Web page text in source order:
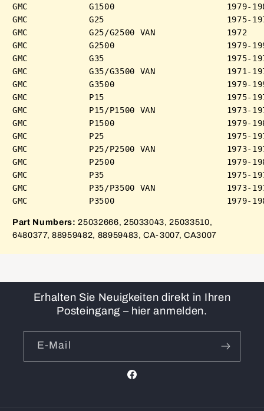
GMC            G1500                      1979-
GMC            G25                        1975-
GMC            G25/G2500 VAN              1972
GMC            G2500                      1979-
GMC            G35                        1975-
GMC            G35/G3500 VAN              1971-
GMC            G3500                      1979-
GMC            P15                        1975-
GMC            P15/P1500 VAN              1973-
GMC            P1500                      1979-
GMC            P25                        1975-
GMC            P25/P2500 VAN              1973-
GMC            P2500                      1979-
GMC            P35                        1975-
GMC            P35/P3500 VAN              1973-
Part Numbers: 25032666, 25033043, 25033510,
6480377, 88959482, 88959483, CA-3007, CA3007
Erhalten Sie Neuigkeiten direkt in Ihren
Posteingang – hier anmelden.
E-Mail
Facebook